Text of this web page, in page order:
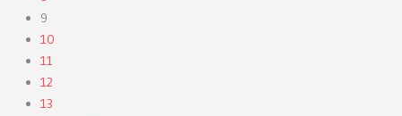
9
10
11
12
13